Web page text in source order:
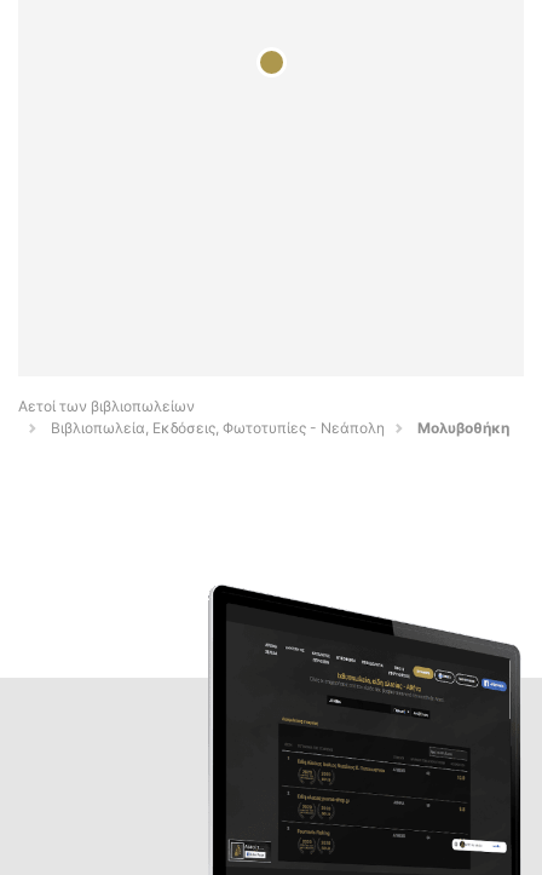
Αετοί των βιβλιοπωλείων
Βιβλιοπωλεία, Εκδόσεις, Φωτοτυπίες - Νεάπολη
Μολυβοθήκη